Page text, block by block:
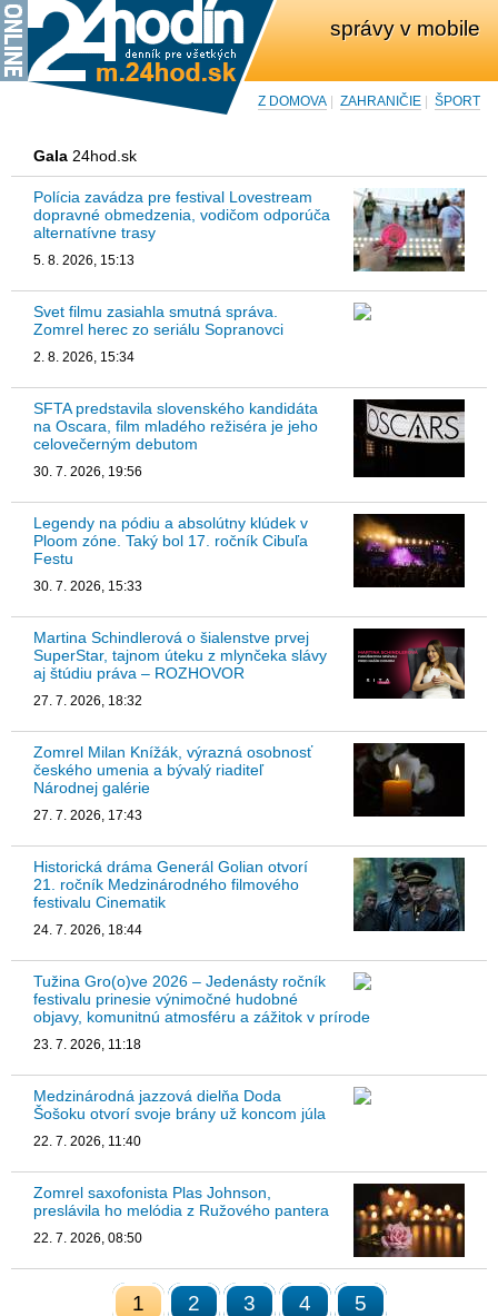
správy v mobile
Z DOMOVA ZAHRANIČIE ŠPORT
Gala 24hod.sk
Polícia zavádza pre festival Lovestream
dopravné obmedzenia, vodičom odporúča
alternatívne trasy
5. 8. 2026, 15:13
Svet filmu zasiahla smutná správa.
Zomrel herec zo seriálu Sopranovci
2. 8. 2026, 15:34
SFTA predstavila slovenského kandidáta
na Oscara, film mladého režiséra je jeho
celovečerným debutom
30. 7. 2026, 19:56
Legendy na pódiu a absolútny klúdek v
Ploom zóne. Taký bol 17. ročník Cibuľa
Festu
30. 7. 2026, 15:33
Martina Schindlerová o šialenstve prvej
SuperStar, tajnom úteku z mlynčeka slávy
aj štúdiu práva – ROZHOVOR
27. 7. 2026, 18:32
Zomrel Milan Knížák, výrazná osobnosť
českého umenia a bývalý riaditeľ
Národnej galérie
27. 7. 2026, 17:43
Historická dráma Generál Golian otvorí
21. ročník Medzinárodného filmového
festivalu Cinematik
24. 7. 2026, 18:44
Tužina Gro(o)ve 2026 – Jedenásty ročník
festivalu prinesie výnimočné hudobné
objavy, komunitnú atmosféru a zážitok v prírode
23. 7. 2026, 11:18
Medzinárodná jazzová dielňa Doda
Šošoku otvorí svoje brány už koncom júla
22. 7. 2026, 11:40
Zomrel saxofonista Plas Johnson,
preslávila ho melódia z Ružového pantera
22. 7. 2026, 08:50
1 2 3 4 5